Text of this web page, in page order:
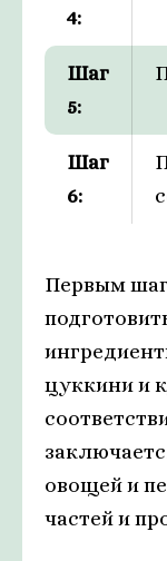
4:
Шаг
5:
Шаг
6:
Первым
цуккини и
овощей и
частей и